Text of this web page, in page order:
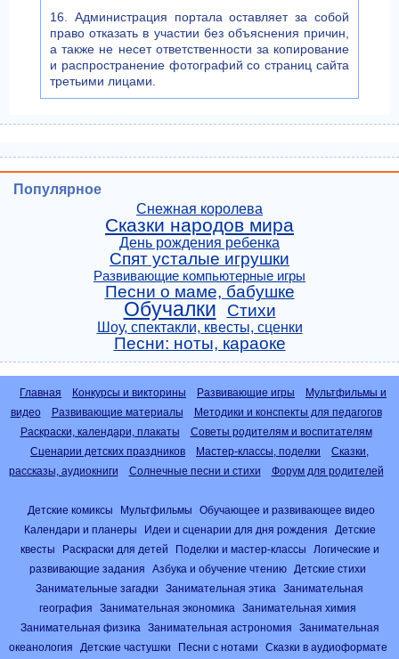
16. Администрация портала оставляет за собой
право отказать в участии без объяснения причин,
а также не несет ответственности за копирование
и распространение фотографий со страниц сайта
третьими лицами.
Популярное
Снежная королева
Сказки народов мира
День рождения ребенка
Спят усталые игрушки
Развивающие компьютерные игры
Песни о маме, бабушке
Обучалки Стихи
Шоу, спектакли, квесты, сценки
Песни: ноты, караоке
Главная Конкурсы и викторины Развивающие игры
Мультфильмы и
видео
Развивающие материалы
Методики и конспекты для педагогов
Раскраски, календари, плакаты
Советы родителям и воспитателям
Сценарии детских праздников
Мастер-классы, поделки
Сказки,
рассказы, аудиокниги
Солнечные песни и стихи Форум для родителей
Детские комиксы Мультфильмы
Обучающее и развивающее видео
Календари и планеры
Идеи и сценарии для дня рождения
Детские
квесты
Раскраски для детей Поделки и мастер-классы
Логические и
развивающие задания
Азбука и обучение чтению
Детские стихи
Занимательные загадки
Занимательная этика
Занимательная
география
Занимательная экономика
Занимательная химия
Занимательная физика
Занимательная астрономия
Занимательная
океанология
Детские частушки Песни с нотами
Сказки в аудиоформате